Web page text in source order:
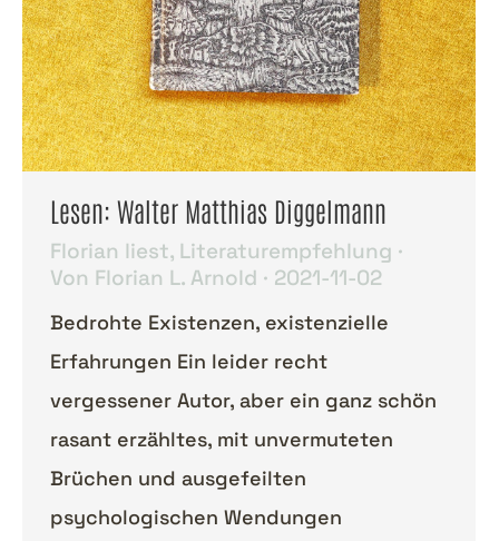
Lesen: Walter Matthias Diggelmann
Florian liest, Literaturempfehlung
Von Florian L. Arnold 2021-11-02
Bedrohte Existenzen, existenzielle
Erfahrungen Ein leider recht
vergessener Autor, aber ein ganz schön
rasant erzähltes, mit unvermuteten
Brüchen und ausgefeilten
psychologischen Wendungen